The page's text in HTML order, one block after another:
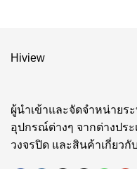
Hiview
ผู้นำเข้าและจัดจำหน่าย
อุปกรณ์ต่างๆ จากต่างปร
วงจรปิด และสินค้าเกี่ยว